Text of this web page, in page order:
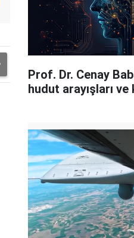
Prof. Dr. Cenay
hudut arayışları